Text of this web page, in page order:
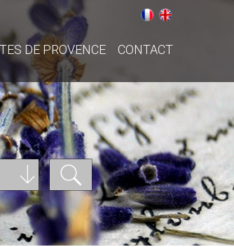
DE PROVENCE CONTACT